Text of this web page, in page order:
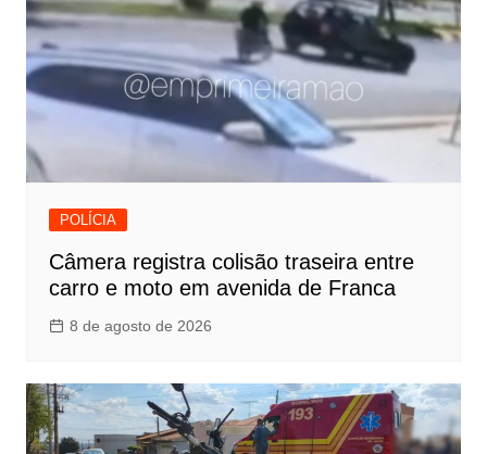
POLÍCIA
Câmera registra colisão traseira entre
carro e moto em avenida de Franca
8 de agosto de 2026